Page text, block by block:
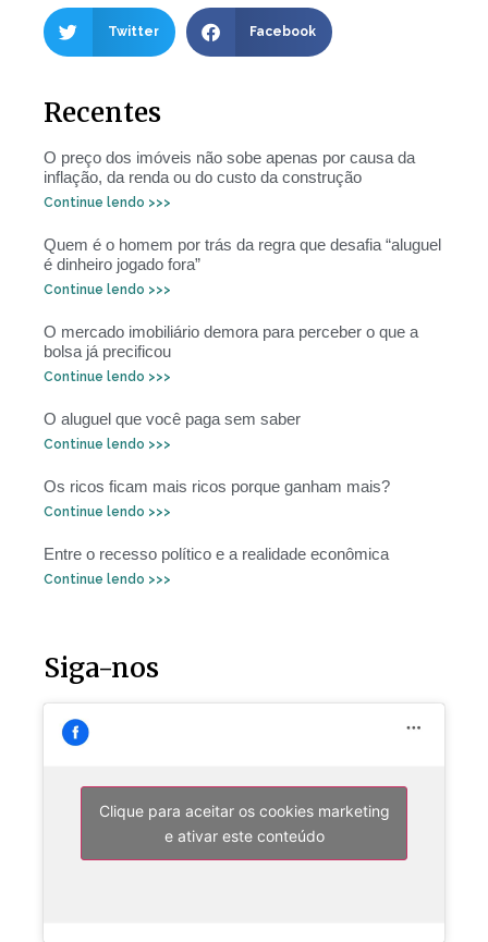
Twitter Facebook
Recentes
O preço dos imóveis não sobe apenas por causa da
inflação, da renda ou do custo da construção
Continue lendo >>>
Quem é o homem por trás da regra que desafia “aluguel
é dinheiro jogado fora”
Continue lendo >>>
O mercado imobiliário demora para perceber o que a
bolsa já precificou
Continue lendo >>>
O aluguel que você paga sem saber
Continue lendo >>>
Os ricos ficam mais ricos porque ganham mais?
Continue lendo >>>
Entre o recesso político e a realidade econômica
Continue lendo >>>
Siga-nos
Clique para aceitar os cookies marketing
e ativar este conteúdo